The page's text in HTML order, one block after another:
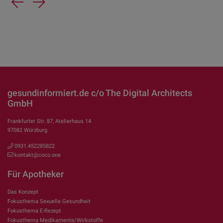
gesundinformiert.de c/o The Digital Architects
GmbH
Frankfurter Str. 87, Atelierhaus 14
97082 Würzburg
0931.452285822
kontakt@coco.one
Für Apotheker
Das Konzept
Fokusthema Sexuelle Gesundheit
Fokusthema E-Rezept
Fokusthema Medikamente/Wirkstoffe